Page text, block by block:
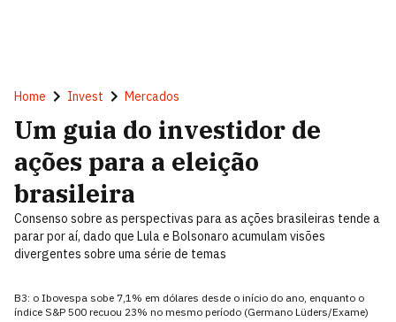
Home Invest Mercados
Um guia do investidor de
ações para a eleição
brasileira
Consenso sobre as perspectivas para as ações brasileiras tende a
parar por aí, dado que Lula e Bolsonaro acumulam visões
divergentes sobre uma série de temas
B3: o Ibovespa sobe 7,1% em dólares desde o início do ano, enquanto o
índice S&P 500 recuou 23% no mesmo período (Germano Lüders/Exame)